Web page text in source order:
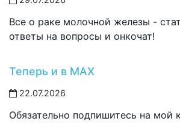
Все о раке молочной железы -
ответы на вопросы и онкочат!
Теперь и в MAX
22.07.2026
Обязательно подпишитесь на мой